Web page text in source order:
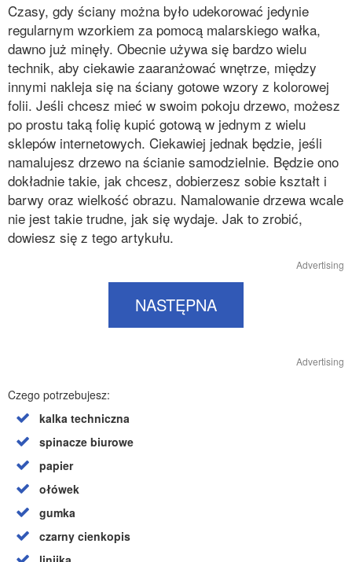
Czasy, gdy ściany można było udekorować jedynie
regularnym wzorkiem za pomocą malarskiego wałka,
dawno już minęły. Obecnie używa się bardzo wielu
technik, aby ciekawie zaaranżować wnętrze, między
innymi nakleja się na ściany gotowe wzory z kolorowej
folii. Jeśli chcesz mieć w swoim pokoju drzewo, możesz
po prostu taką folię kupić gotową w jednym z wielu
sklepów internetowych. Ciekawiej jednak będzie, jeśli
namalujesz drzewo na ścianie samodzielnie. Będzie ono
dokładnie takie, jak chcesz, dobierzesz sobie kształt i
barwy oraz wielkość obrazu. Namalowanie drzewa wcale
nie jest takie trudne, jak się wydaje. Jak to zrobić,
dowiesz się z tego artykułu.
Advertising
NASTĘPNA
Advertising
Czego potrzebujesz:
kalka techniczna
spinacze biurowe
papier
ołówek
gumka
czarny cienkopis